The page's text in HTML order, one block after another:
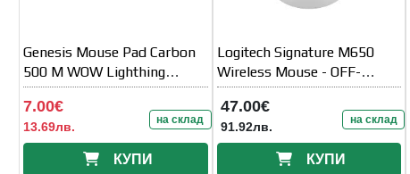
Genesis Mouse Pad Carbon
500 M WOW Lighthing
Edition 300x250 mm
7.00€
13.69лв. на склад
КУПИ
Logitech Signature M650
Wireless Mouse - OFF-
WHITE - EMEA
47.00€
91.92лв. на склад
КУПИ